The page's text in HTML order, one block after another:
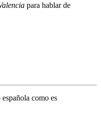
para hablar de
como es